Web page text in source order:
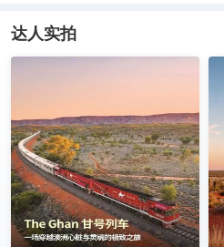
达人实拍